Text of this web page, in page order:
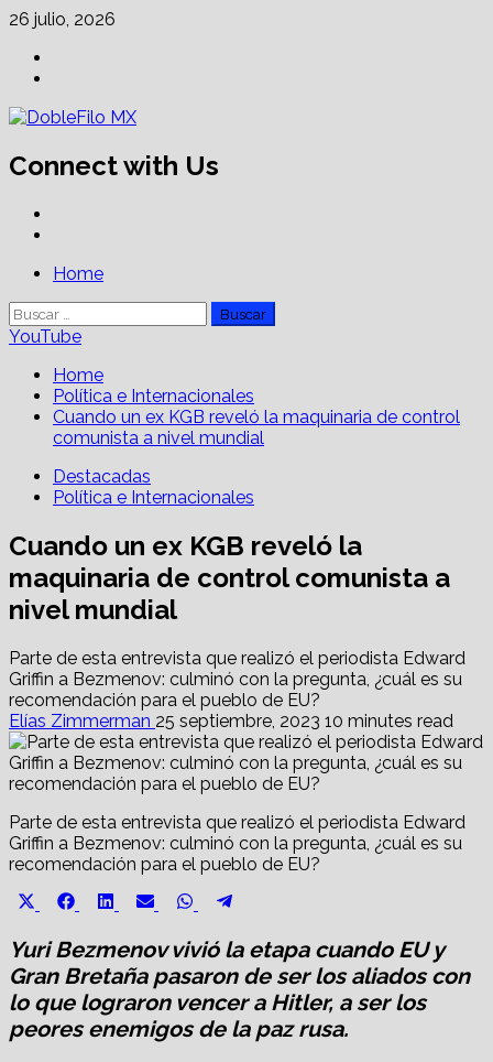
Skip
content
26 julio, 2026
Connect with Us
PrimaryHome
Buscar:
YouTube
Home
Política e Internacionales
Cuando un ex KGB reveló la maquinaria de control
comunista a nivel mundial
Destacadas
Política e Internacionales
Cuando un ex KGB reveló la
maquinaria de control comunista a
nivel mundial
Parte de esta entrevista que realizó el periodista Edward
Griffin a Bezmenov: culminó con la pregunta, ¿cuál es su
recomendación para el pueblo de EU?
Elías Zimmerman 25 septiembre, 2023 10 minutes read
Parte de esta entrevista que realizó el periodista Edward
Griffin a Bezmenov: culminó con la pregunta, ¿cuál es su
recomendación para el pueblo de EU?
Share
Share
Facebook
Share
LinkedIn
Share
Email
Share
WhatsApp
Yuri Bezmenov vivió la etapa cuando EU y
Gran Bretaña pasaron de ser los aliados con
lo que lograron vencer a Hitler, a ser los
peores enemigos de la paz rusa.